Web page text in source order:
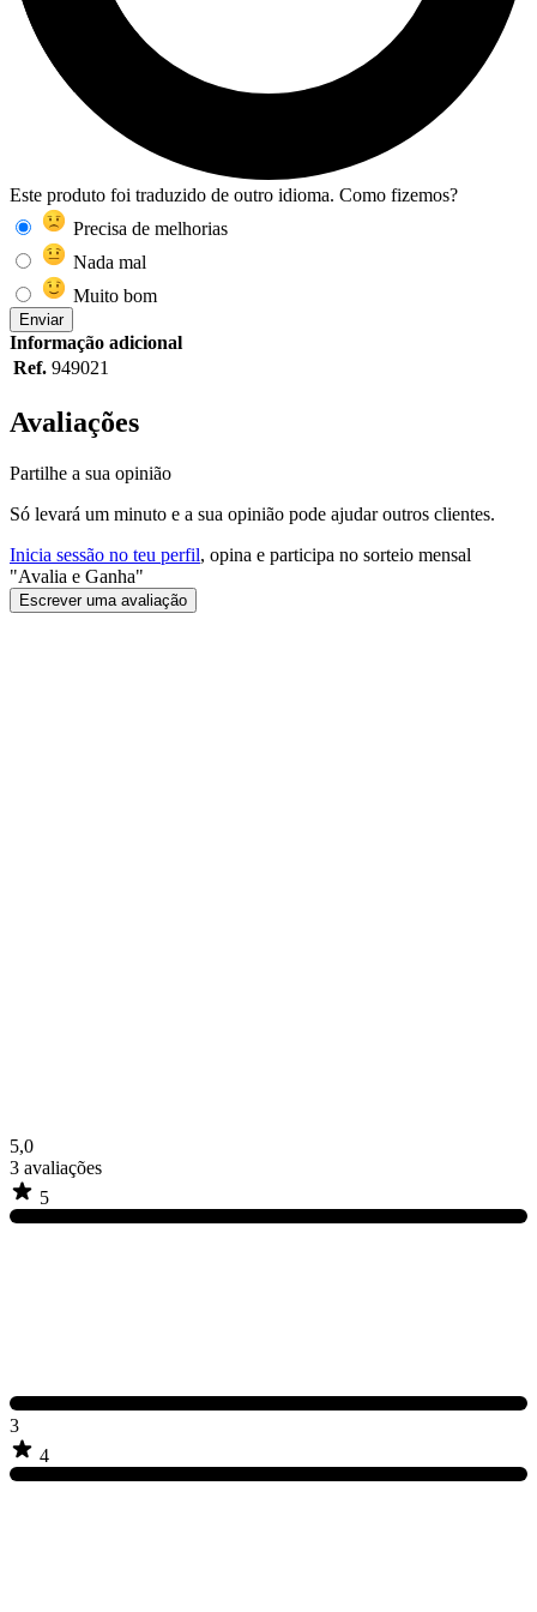
Este produto foi traduzido de outro idioma. Como fizemos?
Precisa de melhorias
Nada mal
Muito bom
Enviar
Informação adicional
Ref. 949021
Avaliações
Partilhe a sua opinião
Só levará um minuto e a sua opinião pode ajudar outros clientes.
Inicia sessão no teu perfil, opina e participa no sorteio mensal
"Avalia e Ganha"
Escrever uma avaliação
5,0
3 avaliações
5
3
4